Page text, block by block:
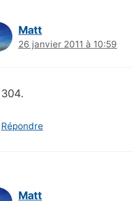
Matt
26 janvier 2011 à 10:59
304.
Répondre
Matt